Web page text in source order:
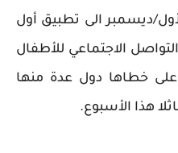
ديسمبر الى تطبيق أول
الاجتماعي للأطفال
على خطاها دول عدة منها
هذا الأسبوع.